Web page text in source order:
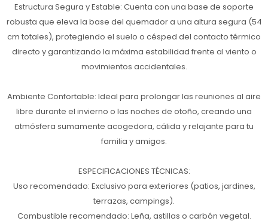
Estructura Segura y Estable: Cuenta con una base de soporte
robusta que eleva la base del quemador a una altura segura (54
cm totales), protegiendo el suelo o césped del contacto térmico
directo y garantizando la máxima estabilidad frente al viento o
movimientos accidentales.
Ambiente Confortable: Ideal para prolongar las reuniones al aire
libre durante el invierno o las noches de otoño, creando una
atmósfera sumamente acogedora, cálida y relajante para tu
familia y amigos.
ESPECIFICACIONES TÉCNICAS:
Uso recomendado: Exclusivo para exteriores (patios, jardines,
terrazas, campings).
Combustible recomendado: Leña, astillas o carbón vegetal.